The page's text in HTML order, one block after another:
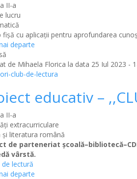
II-a
lucru
fișă cu aplicații pentru aprofundarea
departe
de Mihaela Florica la data 25 Iul 2023 -
educativ –
II-a
extracurriculare
şi literatura română
de parteneriat
vârstă.
de lectură
departe